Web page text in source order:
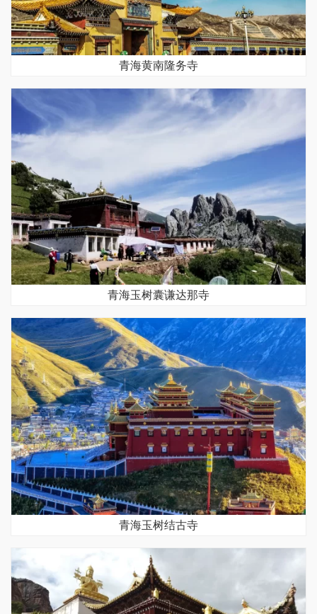
青海黄南隆务寺
青海玉树囊谦达那寺
青海玉树结古寺